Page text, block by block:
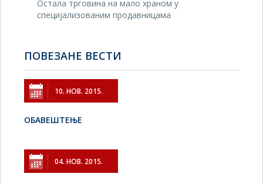
Остала трговина на мало храном у
специјализованим продавницама
ПОВЕЗАНЕ ВЕСТИ
10. НОВ. 2015.
ОБАВЕШТЕЊЕ
04. НОВ. 2015.